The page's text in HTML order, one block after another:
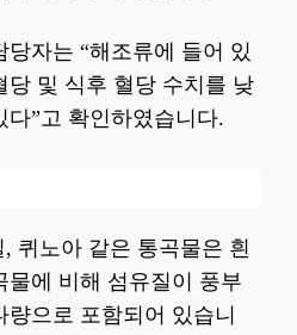
자는 “해조류에 들어 있
당 및 식후 혈당 수치를 낮
”고 확인하였습니다.
퀴노아 같은 통곡물은 흰
물에 비해 섬유질이 풍부
으로 포함되어 있습니